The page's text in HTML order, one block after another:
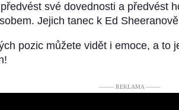
své dovednosti a předvést
Jejich tanec k Ed
pozic můžete vidět i emoce, a to
––––– REKLAMA –––––